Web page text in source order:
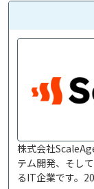
株式会社
テム開発、そし
るIT企業です。